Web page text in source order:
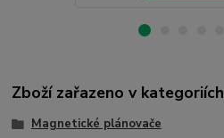
Zboží zařazeno v kategoriích
Magnetické plánovače